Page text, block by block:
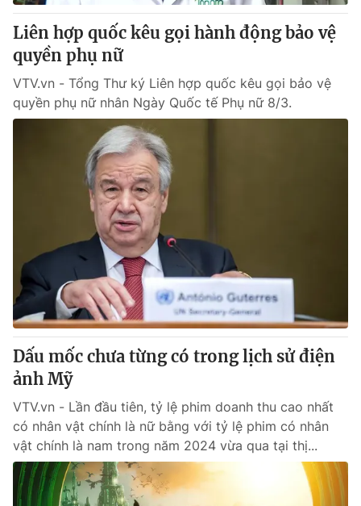
Liên hợp quốc kêu gọi hành động bảo vệ
quyền phụ nữ
VTV.vn - Tổng Thư ký Liên hợp quốc kêu gọi bảo vệ
quyền phụ nữ nhân Ngày Quốc tế Phụ nữ 8/3.
Dấu mốc chưa từng có trong lịch sử điện
ảnh Mỹ
VTV.vn - Lần đầu tiên, tỷ lệ phim doanh thu cao nhất
có nhân vật chính là nữ bằng với tỷ lệ phim có nhân
vật chính là nam trong năm 2024 vừa qua tại thị...